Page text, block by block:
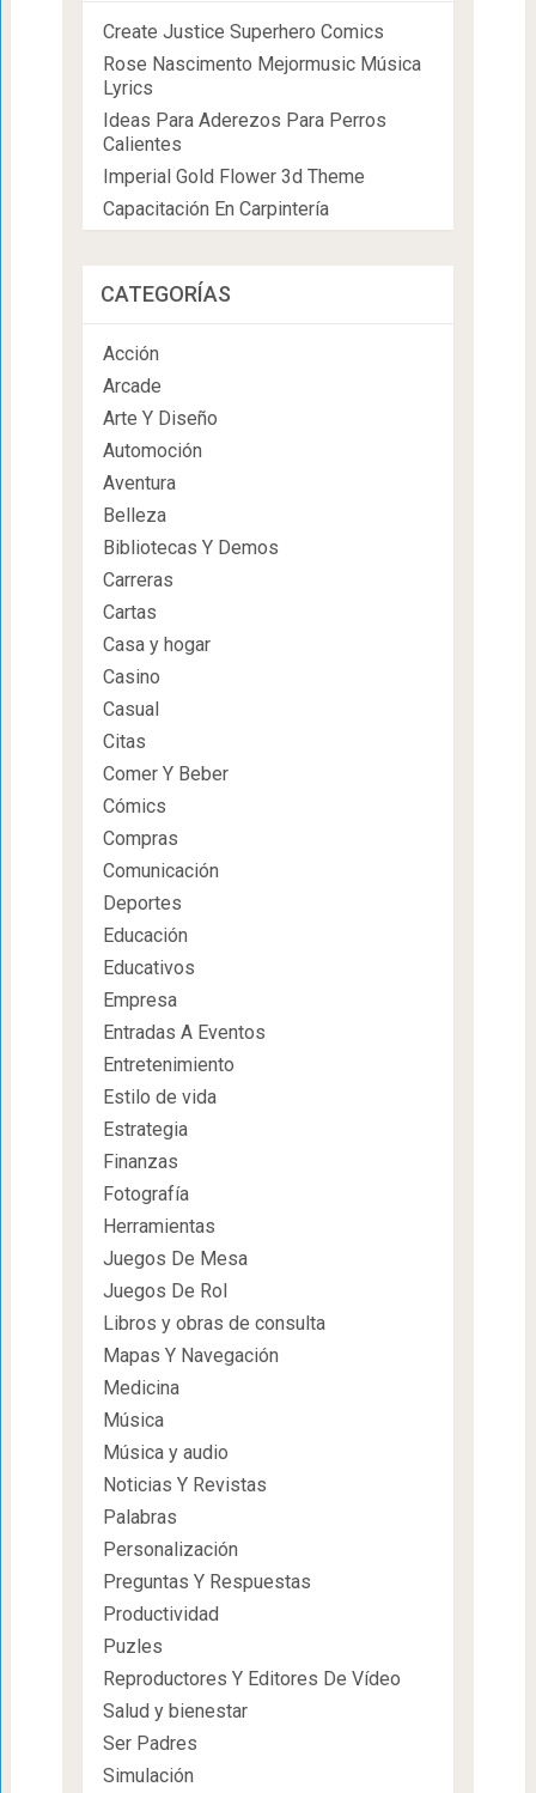
Create Justice Superhero Comics
Rose Nascimento Mejormusic Música
Lyrics
Ideas Para Aderezos Para Perros
Calientes
Imperial Gold Flower 3d Theme
Capacitación En Carpintería
CATEGORÍAS
Acción
Arcade
Arte Y Diseño
Automoción
Aventura
Belleza
Bibliotecas Y Demos
Carreras
Cartas
Casa y hogar
Casino
Casual
Citas
Comer Y Beber
Cómics
Compras
Comunicación
Deportes
Educación
Educativos
Empresa
Entradas A Eventos
Entretenimiento
Estilo de vida
Estrategia
Finanzas
Fotografía
Herramientas
Juegos De Mesa
Juegos De Rol
Libros y obras de consulta
Mapas Y Navegación
Medicina
Música
Música y audio
Noticias Y Revistas
Palabras
Personalización
Preguntas Y Respuestas
Productividad
Puzles
Reproductores Y Editores De Vídeo
Salud y bienestar
Ser Padres
Simulación